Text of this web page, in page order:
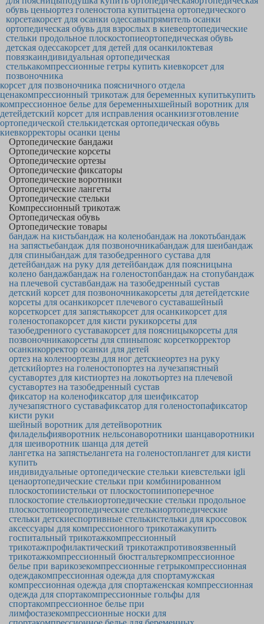
обувь ценыортез голеностопа купитьцена ортопедического
корсетакорсет для осанки одессавыпрямитель осанки
ортопедическая обувь для взрослых в киевеортопедические
стельки продольное плоскостопиеортопедическая обувь
детская одессакорсет для детей для осанкилоктевая
повязкаиндивидуальная ортопедическая
стелькакомпрессионные гетры купить киевкорсет для
позвоночника
корсет для позвоночника поясничного отдела
ценакомпрессионный трикотаж для беременных купитькупить
компрессионное белье для беременныхшейный воротник для
детейдетский корсет для исправления осанкиизготовление
ортопедической стелькидетская ортопедическая обувь
киевкорректоры осанки цены
Ортопедические бандажи
Ортопедические корсеты
Ортопедические ортезы
Ортопедические фиксаторы
Ортопедические воротники
Ортопедические лангеты
Ортопедические стельки
Компрессионный трикотаж
Ортопедическая обувь
Ортопедические товары
бандаж на кистьбандаж на коленобандаж на локотьбандаж
на запястьебандаж для позвоночникабандаж для шеибандаж
для спиныбандаж для тазобедренного сустава для
детейбандаж на руку для детейбандаж для поясницына
колено бандажбандаж на голеностопбандаж на стопубандаж
на плечевой суставбандаж на тазобедренный сустав
детский корсет для позвоночникакорсеты для детейдетские
корсеты для осанкикорсет плечевого суставашейный
корсеткорсет для запястьякорсет для осанкикорсет для
голеностопакорсет для кисти рукикорсеты для
тазобедренного суставакорсет для поясницыкорсеты для
позвоночникакорсеты для спиныпояс корсеткорректор
осанкикорректор осанки для детей
ортез на коленоортезы для ног детскиеортез на руку
детскийортез на голеностопортез на лучезапястный
суставортез для кистиортез на локотьортез на плечевой
суставортез на тазобедренный сустав
фиксатор на коленофиксатор для шеификсатор
лучезапястного суставафиксатор для голеностопафиксатор
кисти руки
шейный воротник для детейворотник
филадельфияворотник нельсонаворотники шанцаворотники
для шеиворотник шанца для детей
лангетка на запястьелангета на голеностоплангет для кисти
купить
индивидуальные ортопедические стельки киевстельки igli
ценаортопедические стельки при комбинированном
плоскостопиистельки от плоскостопиипоперечное
плоскостопие стелькиортопедические стельки продольное
плоскостопиеортопедические стелькиортопедические
стельки детскиеспортивные стелькистельки для кроссовок
аксессуары для компрессионного трикотажакупить
госпитальный трикотажкомпрессионный
трикотажпрофилактический трикотажпротивоязвенный
трикотажкомпрессионный бюстгальтеркомпрессионное
белье при варикозекомпрессионные гетрыкомпрессионная
одеждакомпрессионная одежда для спортамужская
компрессионная одежда для спортаженская компрессионная
одежда для спортакомпрессионные гольфы для
спортакомпрессионное белье при
лимфостазекомпрессионные носки для